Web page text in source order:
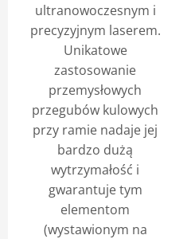
ultranowoczesnym i
precyzyjnym laserem.
Unikatowe
zastosowanie
przemysłowych
przegubów kulowych
przy ramie nadaje jej
bardzo dużą
wytrzymałość i
gwarantuje tym
elementom
(wystawionym na